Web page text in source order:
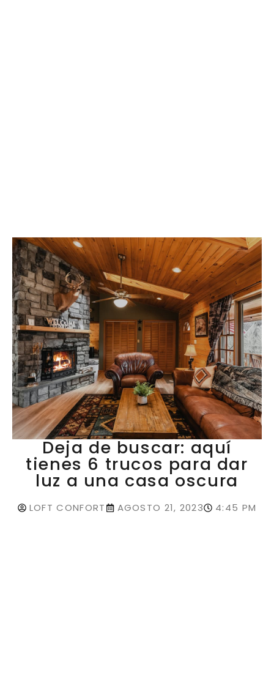
Deja de buscar: aquí
tienes 6 trucos para dar
luz a una casa oscura
LOFT CONFORT AGOSTO 21, 2023 4:45 PM